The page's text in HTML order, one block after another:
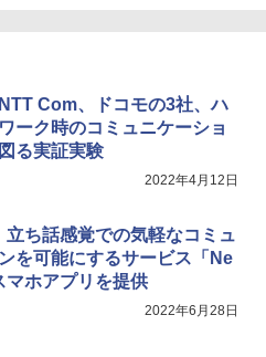
Com、ドコモの3社、ハ
ーク時のコミュニケーショ
る実証実験
2022年4月12日
立ち話感覚での気軽なコミュ
を可能にするサービス「Ne
ホアプリを提供
2022年6月28日